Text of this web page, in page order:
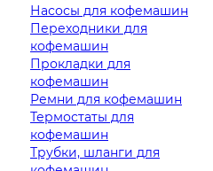
Насосы для кофемашин
Переходники для
кофемашин
Прокладки для
кофемашин
Ремни для кофемашин
Термостаты для
кофемашин
Трубки, шланги для